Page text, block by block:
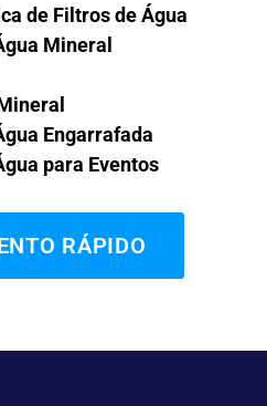
de Filtros de Água
Mineral
Engarrafada
para Eventos
RÁPIDO